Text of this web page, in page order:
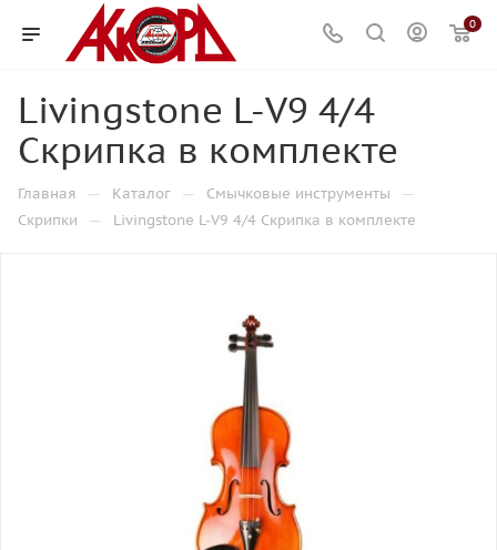
0
Livingstone L-V9 4/4
Скрипка в комплекте
Главная — Каталог — Смычковые инструменты —
Скрипки — Livingstone L-V9 4/4 Скрипка в комплекте